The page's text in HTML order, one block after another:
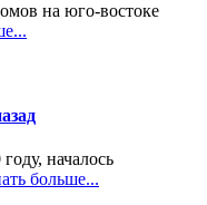
на юго-востоке
началось
больше...